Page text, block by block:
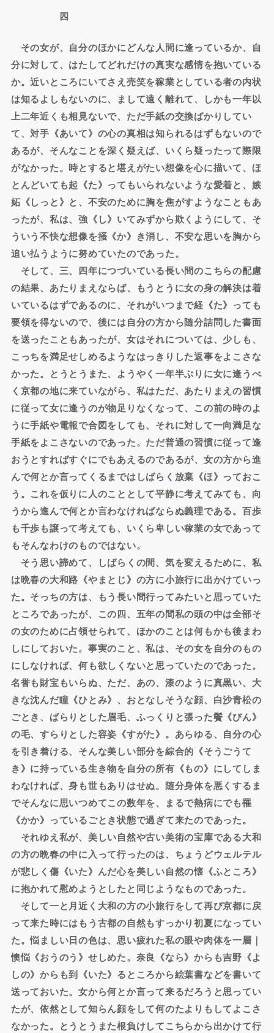
四
その女が、自分のほかにどんな人間に逢っているか、自
分に対して、はたしてどれだけの真実な感情を抱いている
か。近いところにいてさえ売笑を稼業としている者の内状
は知るよしもないのに、まして遠く離れて、しかも一年以
上二年近くも相見ないで、ただ手紙の交換ばかりしてい
て、対手《あいて》の心の真相は知られるはずもないので
あるが、そんなことを深く疑えば、いくら疑ったって際限
がなかった。時とすると堪えがたい想像を心に描いて、ほ
とんどいても起《た》ってもいられないような愛着と、嫉
妬《しっと》と、不安のために胸を焦がすようなこともあ
ったが、私は、強《し》いてみずから欺くようにして、そ
ういう不快な想像を掻《か》き消し、不安な思いを胸から
追い払うように努めていたのであった。
そして、三、四年につづいている長い間のこちらの配慮
の結果、あたりまえならば、もうとうに女の身の解決は着
いているはずであるのに、それがいつまで経《た》っても
要領を得ないので、後には自分の方から随分詰問した書面
を送ったこともあったが、女はそれについては、少しも、
こっちを満足せしめるようなはっきりした返事をよこさな
かった。とうとうまた、ようやく一年半ぶりに女に逢うべ
く京都の地に来ていながら、私はただ、あたりまえの習慣
に従って女に逢うのが物足りなくなって、この前の時のよ
うに手紙や電報で合図をしても、それに対して一向満足な
手紙をよこさないのであった。ただ普通の習慣に従って逢
おうとすればすぐにでもあえるのであるが、女の方から進
んで何とか言ってくるまではしばらく放棄《ほ》っておこ
う。これを仮りに人のこととして平静に考えてみても、向
うから進んで何とか言わなければならぬ義理である。百歩
も千歩も譲って考えても、いくら卑しい稼業の女であって
もそんなわけのものではない。
そう思い諦めて、しばらくの間、気を変えるために、私
は晩春の大和路《やまとじ》の方に小旅行に出かけていっ
た。そっちの方は、もう長い間行ってみたいと思っていた
ところであったが、この四、五年の間私の頭の中は全部そ
の女のために占領せられて、ほかのことは何もかも後まわ
しにしておいた。事実のこと、私は、その女を自分のもの
にしなければ、何も欲しくないと思っていたのであった。
名誉も財宝もいらぬ、ただ、あの、漆のように真黒い、大
きな沈んだ瞳《ひとみ》、おとなしそうな顔、白沙青松の
ごとき、ばらりとした眉毛、ふっくりと張った鬢《びん》
の毛、すらりとした容姿《すがた》。あらゆる、自分の心
を引き着ける、そんな美しい部分を綜合的《そうごうて
き》に持っている生き物を自分の所有《もの》にしてしま
わなければ、身も世もありはせぬ。随分身体を悪くするま
でそんなに思いつめてこの数年を、まるで熱病にでも罹
《かか》っているごとき状態で過ぎて来たのであった。
それゆえ私が、美しい自然や古い美術の宝庫である大和
の方の晩春の中に入って行ったのは、ちょうどウェルテル
が悲しく傷《いた》んだ心を美しい自然の懐《ふところ》
に抱かれて慰めようとしたと同じようなものであった。
そして一と月近く大和の方の小旅行をして再び京都に戻
って来た時にはもう古都の自然もすっかり初夏になってい
た。悩ましい日の色は、思い疲れた私の眼や肉体を一層｜
懊悩《おうのう》せしめた。奈良《なら》からも吉野《よ
しの》からも到《いた》るところから絵葉書などを書いて
送っておいた。女から何とか言って来るだろうと思ってい
たが、依然として知らん顔をして何のたよりもしてよこさ
なかった。とうとうまた根負けしてこちらから出かけて行